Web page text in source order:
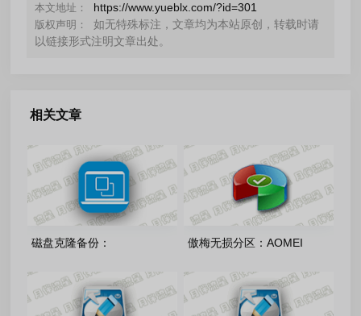
本文地址： https://www.yueblx.com/?id=301
版权声明：
如无特殊标注，文章均为本站原创，转载时请
以链接形式注明文章出处。
相关文章
磁盘克隆备份：
v5.9.2.0 多语便携版
傲梅无损分区：AOMEI
色版